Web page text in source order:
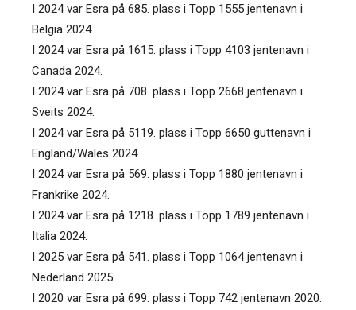
I 2024 var Esra på 685. plass i Topp 1555 jentenavn i
Belgia 2024.
I 2024 var Esra på 1615. plass i Topp 4103 jentenavn i
Canada 2024.
I 2024 var Esra på 708. plass i Topp 2668 jentenavn i
Sveits 2024.
I 2024 var Esra på 5119. plass i Topp 6650 guttenavn i
England/Wales 2024.
I 2024 var Esra på 569. plass i Topp 1880 jentenavn i
Frankrike 2024.
I 2024 var Esra på 1218. plass i Topp 1789 jentenavn i
Italia 2024.
I 2025 var Esra på 541. plass i Topp 1064 jentenavn i
Nederland 2025.
I 2020 var Esra på 699. plass i Topp 742 jentenavn 2020.